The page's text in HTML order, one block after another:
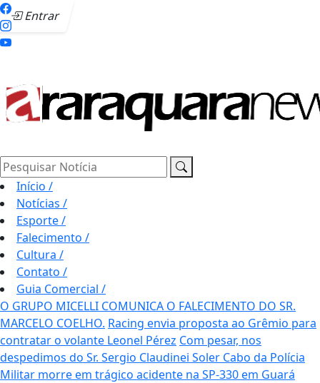
Entrar
Pesquisar Notícia
Início /
Notícias /
Esporte/
Falecimento /
Cultura /
Contato /
Guia Comercial /
O GRUPO MICELLI COMUNICA O FALECIMENTO DO SR.
MARCELO COELHO. Racing envia proposta ao Grêmio para
contratar o volante Leonel Pérez Com pesar, nos
despedimos do Sr. Sergio Claudinei Soler Cabo da Polícia
Militar morre em trágico acidente na SP-330 em Guará